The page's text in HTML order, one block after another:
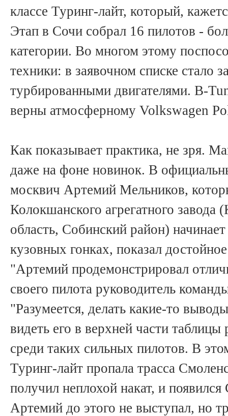
классе Туринг-лайт, который,
Этап в Сочи собрал 16 пилотов -
категории. Во многом этому
техники: в заявочном списке стало
турбированными двигателями. B-
верны атмосферному Volkswagen
Как показывает практика, не зря.
даже на фоне новинок. В
москвич Артемий Мельников,
Колокшанского агрегатного
область, Собинский район)
кузовных гонках, показал
"Артемий продемонстрировал
своего пилота руководитель
"Разумеется, делать какие-то
видеть его в верхней части таблицы
среди таких сильных пилотов. В
Туринг-лайт пропала трасса
получил неплохой накат, и
Артемий до этого не выступал, но